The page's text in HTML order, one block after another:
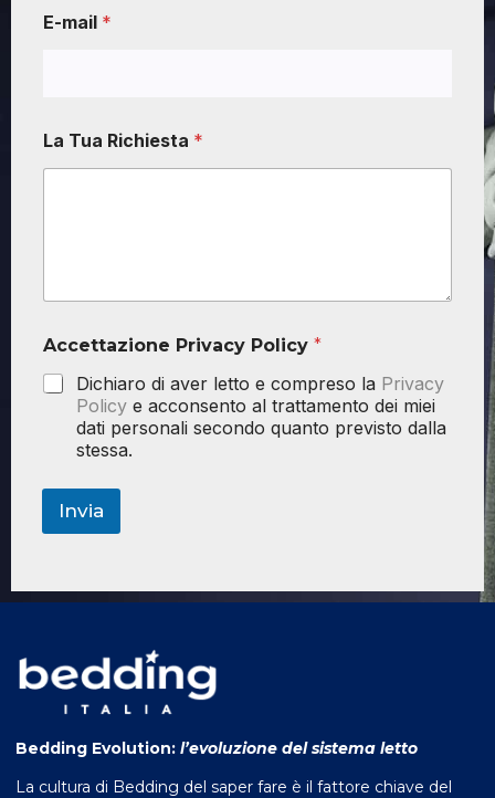
E-mail *
La Tua Richiesta *
Accettazione Privacy Policy *
Dichiaro di aver letto e compreso la Privacy
Policy e acconsento al trattamento dei miei
dati personali secondo quanto previsto dalla
stessa.
Invia
Bedding Evolution: l’evoluzione del sistema letto
La cultura di Bedding del saper fare è il fattore chiave del